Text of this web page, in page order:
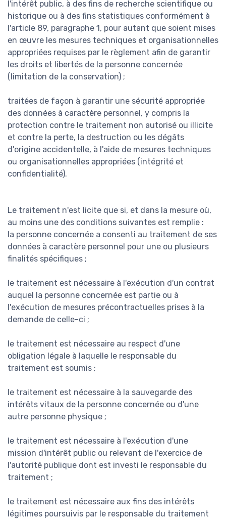
l'intérêt public, à des fins de recherche scientifique ou
historique ou à des fins statistiques conformément à
l'article 89, paragraphe 1, pour autant que soient mises
en œuvre les mesures techniques et organisationnelles
appropriées requises par le règlement afin de garantir
les droits et libertés de la personne concernée
(limitation de la conservation) ;
traitées de façon à garantir une sécurité appropriée
des données à caractère personnel, y compris la
protection contre le traitement non autorisé ou illicite
et contre la perte, la destruction ou les dégâts
d'origine accidentelle, à l'aide de mesures techniques
ou organisationnelles appropriées (intégrité et
confidentialité).
Le traitement n'est licite que si, et dans la mesure où,
au moins une des conditions suivantes est remplie :
la personne concernée a consenti au traitement de ses
données à caractère personnel pour une ou plusieurs
finalités spécifiques ;
le traitement est nécessaire à l'exécution d'un contrat
auquel la personne concernée est partie ou à
l'exécution de mesures précontractuelles prises à la
demande de celle-ci ;
le traitement est nécessaire au respect d'une
obligation légale à laquelle le responsable du
traitement est soumis ;
le traitement est nécessaire à la sauvegarde des
intérêts vitaux de la personne concernée ou d'une
autre personne physique ;
le traitement est nécessaire à l'exécution d'une
mission d'intérêt public ou relevant de l'exercice de
l'autorité publique dont est investi le responsable du
traitement ;
le traitement est nécessaire aux fins des intérêts
légitimes poursuivis par le responsable du traitement